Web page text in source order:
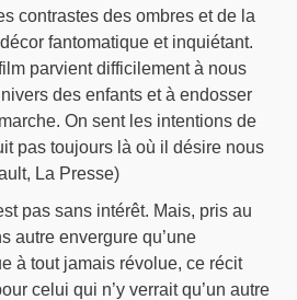
contrastes des ombres et de la
fantomatique et inquiétant.
parvient difficilement à nous
des enfants et à endosser
On sent les intentions de
pas toujours là où il désire nous
La Presse)
pas sans intérêt. Mais, pris au
autre envergure qu’une
à tout jamais révolue, ce récit
celui qui n’y verrait qu’un autre